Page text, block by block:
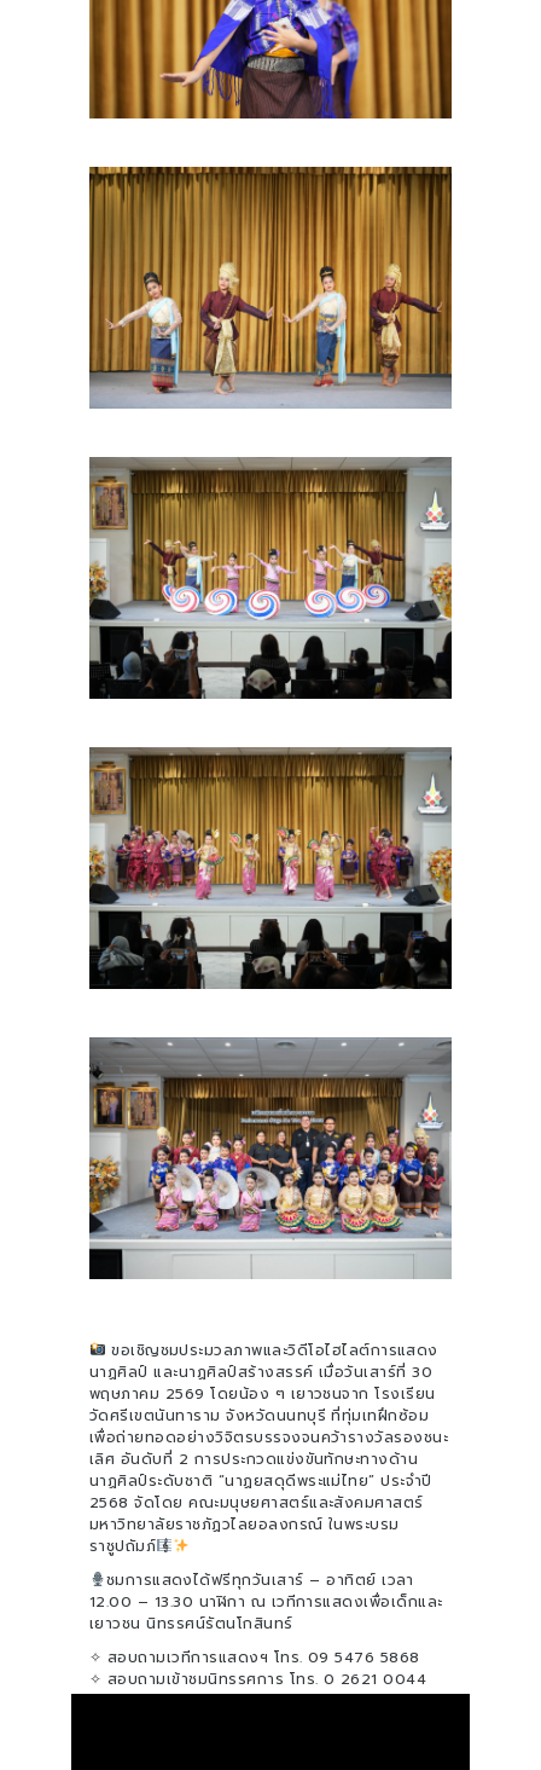
ขอเชิญชมประมวลภาพและวิดีโอไฮไลต์การแสดง
นาฏศิลป์ และนาฏศิลป์สร้างสรรค์ เมื่อวันเสาร์ที่ 30
พฤษภาคม 2569 โดยน้อง ๆ เยาวชนจาก โรงเรียน
วัดศรีเขตนันทาราม จังหวัดนนทบุรี ที่ทุ่มเทฝึกซ้อม
เพื่อถ่ายทอดอย่างวิจิตรบรรจงจนคว้ารางวัลรองชนะ
เลิศ อันดับที่ 2 การประกวดแข่งขันทักษะทางด้าน
นาฏศิลป์ระดับชาติ “นาฏยสดุดีพระแม่ไทย” ประจำปี
2568 จัดโดย คณะมนุษยศาสตร์และสังคมศาสตร์
มหาวิทยาลัยราชภัฏวไลยอลงกรณ์ ในพระบรม
ราชูปถัมภ์
ชมการแสดงได้ฟรีทุกวันเสาร์ – อาทิตย์ เวลา
12.00 – 13.30 นาฬิกา ณ เวทีการแสดงเพื่อเด็กและ
เยาวชน นิทรรศน์รัตนโกสินทร์
✧ สอบถามเวทีการแสดงฯ โทร. 09 5476 5868
✧ สอบถามเข้าชมนิทรรศการ โทร. 0 2621 0044